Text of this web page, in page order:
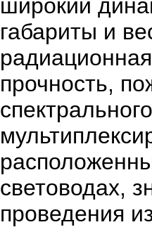
широкий
габариты и
прочность,
световодах,
проведения